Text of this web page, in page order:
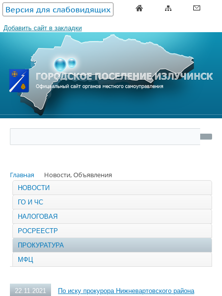
Версия для слабовидящих
Добавить сайт в закладки
Главная Новости, Объявления
НОВОСТИ
ГО И ЧС
НАЛОГОВАЯ
РОСРЕЕСТР
ПРОКУРАТУРА
МФЦ
22.11.2021
По иску прокурора Нижневартовского района